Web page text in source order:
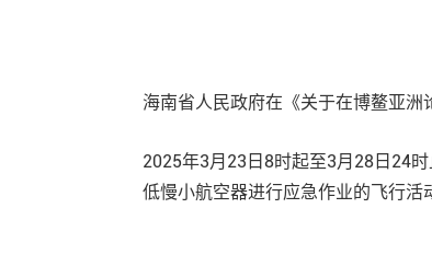
海南省人民政府在《关于在博鳌亚
2025年3月23日8时起至3月28日24
低慢小航空器进行应急作业的飞行活